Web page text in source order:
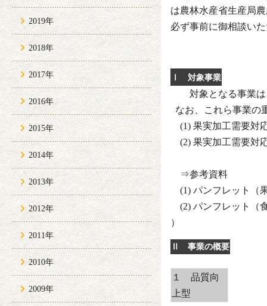
2019年
2018年
2017年
2016年
2015年
2014年
2013年
2012年
2011年
2010年
2009年
は農林水産省生産局
必ず事前に御相談い
対象事業
対象となる事業は
なお、これら事業の
(1) 果実加工需要対
(2) 果実加工需要対
⇒参考資料
(1) パンフレ
(2) パンフ
）
Ⅱ 事業の概要
１ 品質向
上型